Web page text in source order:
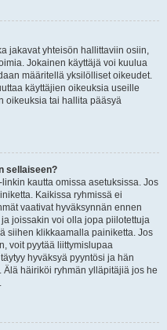
jakavat yhteisön hallittaviin osiin,
Jokainen käyttäjä voi kuulua
määritellä yksilölliset oikeudet.
käyttäjien oikeuksia useille
oikeuksia tai hallita pääsyä
sellaiseen?
kautta omissa asetuksissa. Jos
Kaikissa ryhmissä ei
vaativat hyväksynnän ennen
joissakin voi olla jopa piilotettuja
siihen klikkaamalla painiketta. Jos
voit pyytää liittymislupaa
hyväksyä pyyntösi ja hän
häiriköi ryhmän ylläpitäjiä jos he